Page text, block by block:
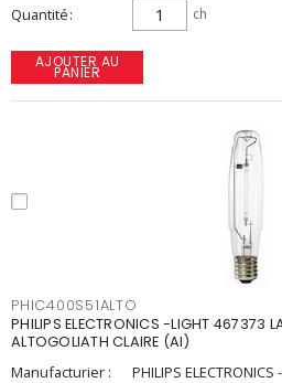
Quantité ch
AJOUTER AU
PANIER
PHIC400S51ALTO
PHILIPS ELECTRONICS -LIGHT 467373
ALTOGOLIATH CLAIRE (AI)
Manufacturier :
PHILIPS ELECTRONICS